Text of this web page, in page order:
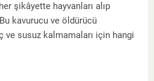
şikâyette hayvanları alıp
kavurucu ve öldürücü
ve susuz kalmamaları için hangi